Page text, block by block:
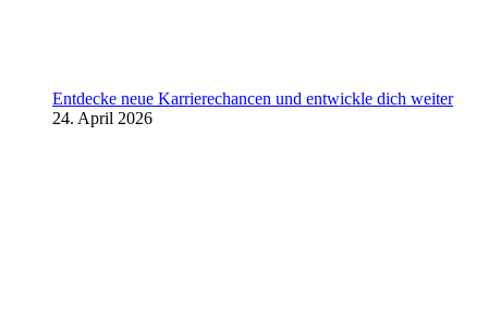
Entdecke neue Karrierechancen und entwickle dich weiter
24. April 2026